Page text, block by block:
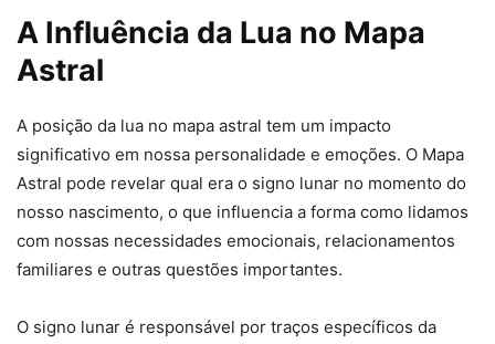
A Influência da Lua no Mapa
Astral
A posição da lua no mapa astral tem um impacto
significativo em nossa personalidade e emoções. O Mapa
Astral pode revelar qual era o signo lunar no momento do
nosso nascimento, o que influencia a forma como lidamos
com nossas necessidades emocionais, relacionamentos
familiares e outras questões importantes.
O signo lunar é responsável por traços específicos da